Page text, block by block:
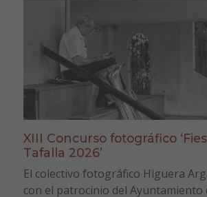
XIII Concurso fotográfico
Tafalla 2026’
El colectivo fotográfico Higuera
con el patrocinio del Ayuntamiento